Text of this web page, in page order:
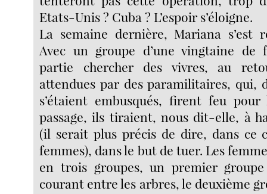
Etats-Unis ? Cuba ? L’espoir s’éloigne.
La semaine dernière, Mariana s’est
Avec un groupe d’une vingtaine de
partie chercher des vivres, au
attendues par des paramilitaires, qui,
s’étaient embusqués, firent feu
passage, ils tiraient, nous dit-elle, à
(il serait plus précis de dire, dans ce
femmes), dans le but de tuer. Les
en trois groupes, un premier
courant entre les arbres, le deuxième